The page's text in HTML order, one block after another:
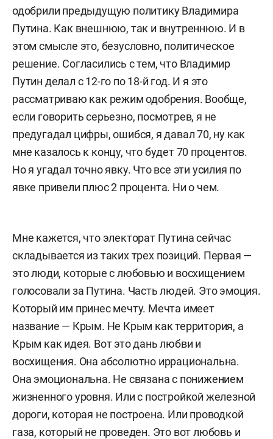
одобрили предыдущую политику Владимира
Путина. Как внешнюю, так и внутреннюю. И в
этом смысле это, безусловно, политическое
решение. Согласились с тем, что Владимир
Путин делал с 12-го по 18-й год. И я это
рассматриваю как режим одобрения. Вообще,
если говорить серьезно, посмотрев, я не
предугадал цифры, ошибся, я давал 70, ну как
мне казалось к концу, что будет 70 процентов.
Но я угадал точно явку. Что все эти усилия по
явке привели плюс 2 процента. Ни о чем.
Мне кажется, что электорат Путина сейчас
складывается из таких трех позиций. Первая —
это люди, которые с любовью и восхищением
голосовали за Путина. Часть людей. Это эмоция.
Который им принес мечту. Мечта имеет
название — Крым. Не Крым как территория, а
Крым как идея. Вот это дань любви и
восхищения. Она абсолютно иррациональна.
Она эмоциональна. Не связана с понижением
жизненного уровня. Или с постройкой железной
дороги, которая не построена. Или проводкой
газа, который не проведен. Это вот любовь и